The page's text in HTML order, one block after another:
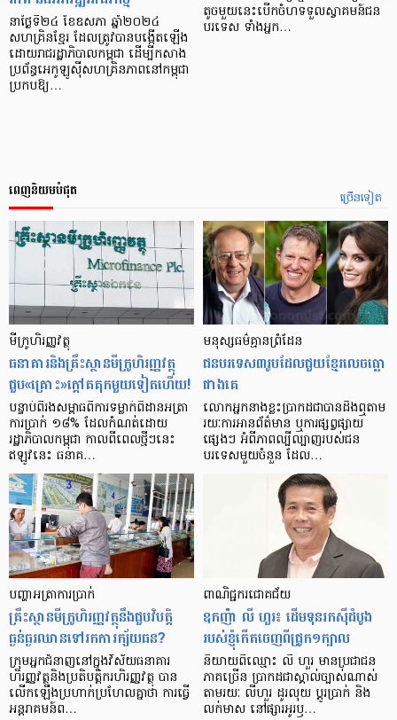
នាថ្ងៃទី២៤ ខែឧសភា ឆ្នាំ២០២៤
សហគ្រិនខ្មែរ ដែលត្រូវបានបង្កើតឡើង
ដោយរាជរដ្ឋាភិបាលកម្ពុជា ដើម្បីកសាង
ប្រព័ន្ធអេកូឡូស៊ីសហគ្រិនភាពនៅកម្ពុជា
ប្រកបឱ្យ…
តូច​មួយ​នេះ​បើក​ចំហ​ទទួល​ស្វាគមន៍​ជន​
បរទេស​ ទាំងអ្នក…
ច្រើនទៀត
ពេញនិយមបំផុត
មីក្រូ​ហិរញ្ញវត្ថុ
ធនាគារ​និង​គ្រឹះស្ថាន​មីក្រូ​ហិរញ្ញវត្ថុ​
ជួប«គ្រោះ»ក្តៅ​គគុក​មួយ​ទៀត​ហើយ!
បន្ទាប់​ពី​រង​សម្ពាធ​​ពី​ការ​ទម្លាក់​ពិដាន​អត្រា​
ការ​ប្រាក់ ១៨​% ដែល​កំណត់​ដោយ​
រដ្ឋាភិបាល​កម្ពុជា កាល​ពី​ពេល​ថ្មីៗ​នេះ
ឥឡូវ​នេះ ធនាគ…
មនុស្ស​ធម៌​គ្មាន​ព្រំដែន
ជន​បរទេស​៣​រូប​ដែល​ជួយ​ខ្មែរ​លេច​ធ្លោ​
ជាង​គេ
លោកអ្នក​នាង​ខ្លះ​ប្រាកដ​ជា​បាន​​ដឹង​ឮ​តាម​
រយៈ​ការ​អាន​ព័ត៌មាន ឬ​ការ​ផ្សព្វផ្សាយ​
ផ្សេងៗ អំពី​ភាព​ល្បីល្បាញ​របស់​ជន​
បរទេស​មួយ​ចំនួន ដែល…
បញ្ហា​អត្រា​ការប្រាក់
គ្រឹះស្ថាន​មីក្រូ​ហិរញ្ញវត្ថុ​នឹង​ជួប​វិបត្តិ​
ធ្ងន់ធ្ងរ​ឈាន​ទៅ​រក​ការ​ក្ស័យធន?
ក្រុម​អ្នក​ជំនាញ​នៅ​ក្នុង​វិស័យ​ធនាគារ
ហិរញ្ញវត្ថុ​និង​ប្រតិបត្តិករ​ហិរញ្ញ​វត្ថុ បាន​​
លើក​ឡើង​ប្រហាក់​ប្រហែល​គ្នា​ថា ការ​ធ្វើ​
អន្តរាគមន៍​ព…
ពាណិជ្ជករជោគជ័យ
ឧកញ៉ា លី ហួរ៖ ដើមទុនរកស៊ីដំបូង
របស់ខ្ញុំកើតចេញពីជ្រូក១ក្បាល
និយាយ​ពី​ឈ្មោះ លី ហួរ មាន​ប្រជាជន​
ភាគ​ច្រើន ប្រាកដ​ជា​ស្គាល់​ច្បាស់​ណាស់
តាមរយៈ លីហួរ ដូរ​លុយ ប្តូរ​បា្រក់ និង​
លក់​មាស នៅ​ផ្សារ​អូរ​ឫ…